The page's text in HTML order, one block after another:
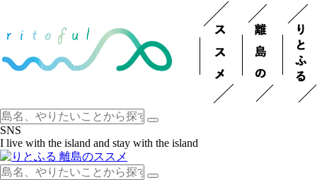
SNS
I live with the island and stay with the island